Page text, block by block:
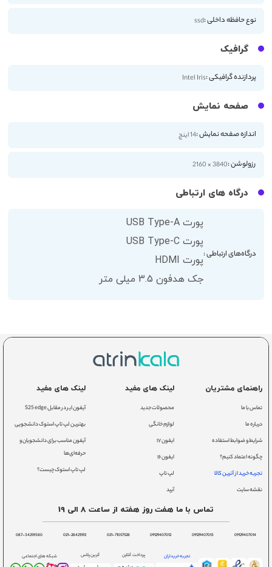
نوع حافظه داخلی :ssd
گرافیک
پردازنده گرافیکی :Intel Iris
صفحه نمایش
اندازه صفحه نمایش :14 اینچ
رزولوشن :3840 × 2160
درگاه های ارتباطی
درگاه‌های ارتباطی :
پورت USB Type-A
پورت USB Type-C
پورت HDMI
جک هدفون 3.5 میلی متر
راهنمای مشتریان
تماس با ما
درباره ما
شرایط و ضوابط استفاده
چگونه اعتماد کنیم؟
تجربه خرید از آترین کالا
نقشه سایت
لینک های مفید
محصولات جدید
لوازم خانگی
ایفون ۱۷
ایفون ۱۶
لپ تاپ
آیپد
لینک های مفید
آیفون ایر در مقابل S25 edge
بهترین لپ تاپ استوک دانشجویی
آیفون مناسب برای دانشجویان و
حرفه‌ای‌ها
لپ تاپ استوک چیست؟
تماس با ما هفت روز هفته از ساعت 8 الی 19
09129407014
09129407013
09129407012
021-71057528
021-28421592
087-34259380
تجربه خریداران پرداخت آنلاین آترین پلاس شبکه های اجتماعی